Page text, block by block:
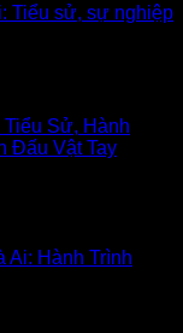
Tiểu sử, sự nghiệp
Tiểu Sử, Hành
Đấu Vật Tay
Ai: Hành Trình